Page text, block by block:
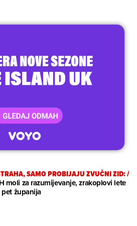
SAMO PROBIJAJU ZVUČNI ZID:/
moli za razumijevanje, zrakoplovi lete
županija